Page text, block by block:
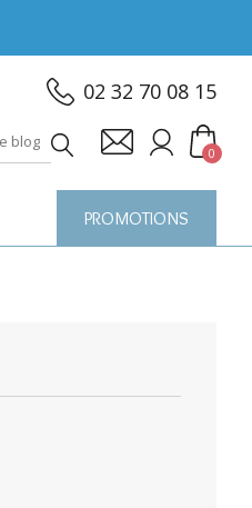
02 32 70 08 15
0
PROMOTIONS